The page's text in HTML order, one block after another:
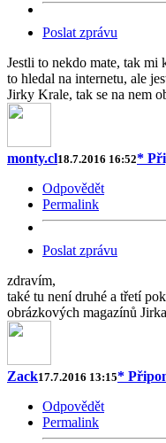
Poslat zprávu
Jestli to nekdo mate, tak mi
to hledal na internetu, ale
Jirky Krale, tak se na nem
monty.cl18.7.2016 16:52*
Odpovědět
Permalink
Poslat zprávu
zdravím,
také tu není druhé a třetí
obrázkových magazínů
Zack17.7.2016 13:15*
Odpovědět
Permalink